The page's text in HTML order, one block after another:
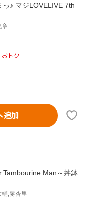
♪ マジLOVELIVE 7th
章
トク
追加
Man～丼鉢
,勝杏里